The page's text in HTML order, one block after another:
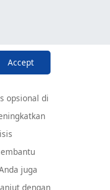
Accept
opsional di
juga
dengan